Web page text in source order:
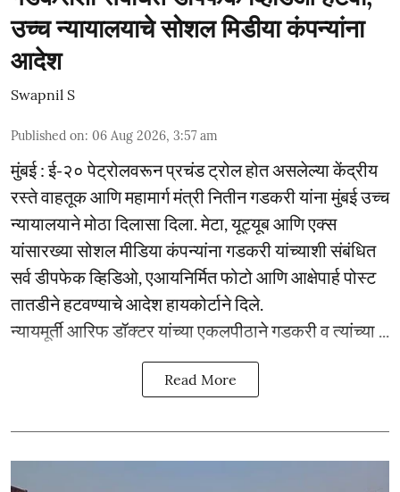
उच्च न्यायालयाचे सोशल मिडीया कंपन्यांना
आदेश
Swapnil S
Published on: 06 Aug 2026, 3:57 am
मुंबई : ई-२० पेट्रोलवरून प्रचंड ट्रोल होत असलेल्या केंद्रीय
रस्ते वाहतूक आणि महामार्ग मंत्री नितीन गडकरी यांना मुंबई उच्च
न्यायालयाने मोठा दिलासा दिला. मेटा, यूट्यूब आणि एक्स
यांसारख्या सोशल मीडिया कंपन्यांना गडकरी यांच्याशी संबंधित
सर्व डीपफेक व्हिडिओ, एआयनिर्मित फोटो आणि आक्षेपार्ह पोस्ट
तातडीने हटवण्याचे आदेश हायकोर्टाने दिले.
न्यायमूर्ती आरिफ डॉक्टर यांच्या एकलपीठाने गडकरी व त्यांच्या ...
Read More